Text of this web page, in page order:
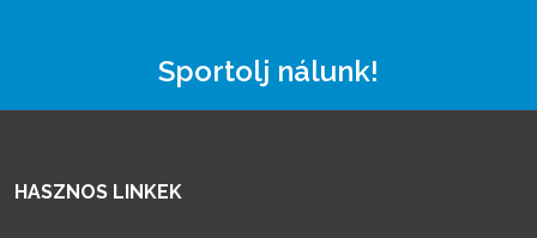
Sportolj nálunk!
HASZNOS LINKEK